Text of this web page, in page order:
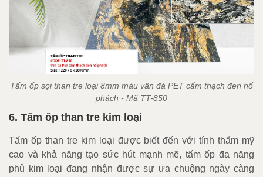
Tấm ốp sợi than tre loại 8mm màu vân đá PET cẩm thạch đen hổ
phách - Mã TT-850
6. Tấm ốp than tre kim loại
Tấm ốp than tre kim loại được biết đến với tính thẩm mỹ
cao và khả năng tạo sức hút mạnh mẽ, tấm ốp đa năng
phủ kim loại đang nhận được sự ưa chuộng ngày càng